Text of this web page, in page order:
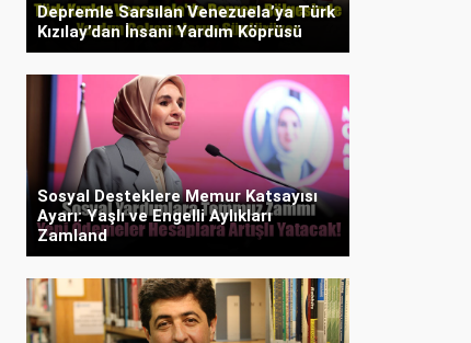
Depremle Sarsılan Venezuela’ya Türk
Kızılay’dan İnsani Yardım Köprüsü
Sosyal Desteklere Memur Katsayısı
Ayarı: Yaşlı ve Engelli Aylıkları
Zamland